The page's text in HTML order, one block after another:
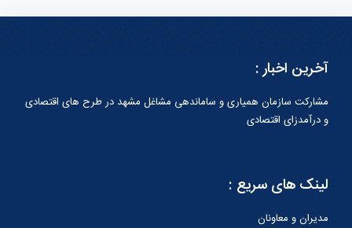
آخرین اخبار :
مشارکت سازمان همیاری و ساماندهی مشاغل مشهد در طرح های اقتصادی
و درآمدزای اقتصادی
لینک های سریع :
مدیران و معاونان